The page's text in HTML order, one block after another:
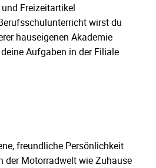
Freizeitartikel
wirst du
hauseigenen Akademie
Aufgaben in der Filiale
freundliche Persönlichkeit
der Motorradwelt wie Zuhause